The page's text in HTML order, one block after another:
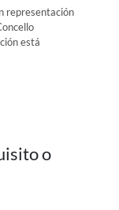
representación
está
o